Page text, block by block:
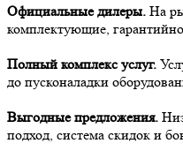
Официальные дилеры. На
комплектующие,
Полный комплекс услуг.
до пусконаладки
Выгодные предложения.
подход, система скидок и